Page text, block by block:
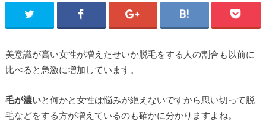
美意識が高い女性が増えたせいか脱毛をする人の割合も以前に
比べると急激に増加しています。
毛が濃いと何かと女性は悩みが絶えないですから思い切って脱
毛などをする方が増えているのも確かに分かりますよね。